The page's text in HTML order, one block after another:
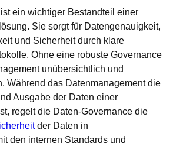
ein wichtiger Bestandteil einer
Sie sorgt für Datengenauigkeit,
und Sicherheit durch klare
Ohne eine robuste Governance
unübersichtlich und
Während das Datenmanagement die
Ausgabe der Daten einer
regelt die Daten-Governance die
der Daten in
den internen Standards und